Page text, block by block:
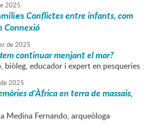
2025
Conflictes entre infants, com
Connexió
de2025
continuar menjant el mar?
biòleg, educador i expert en pesqueries
de2025
d'Àfrica en terra de massais,
Medina Fernando, arqueòloga